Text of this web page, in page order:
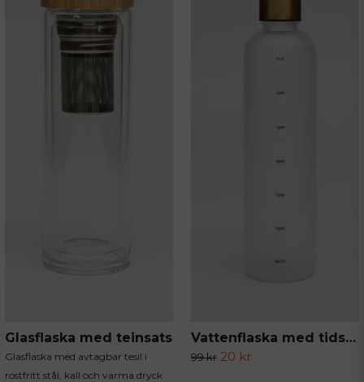
Glasflaska med teinsats
Glasflaska med avtagbar tesil i
rostfritt stål, kall och varma dryck
Vattenflaska med tidsmarkör
99 kr 20 kr